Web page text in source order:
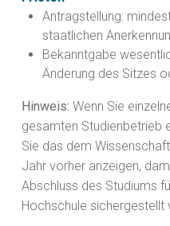
Antragstellung:
staatlichen
Bekanntgabe
Änderung des Sitzes
Hinweis: Wenn Sie
gesamten Studienbetrieb
Sie das dem
Jahr vorher anzeigen,
Abschluss des Studiums
Hochschule sichergestellt